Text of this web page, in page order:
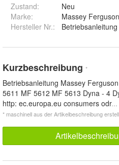
Zustand:
Neu
Marke:
Massey Ferguson
Hersteller Nr.:
Betriebsanleitung
Kurzbeschreibung *
Betriebsanleitung Massey
5611 MF 5612 MF 5613 Dyna - 4
http: ec.europa.eu consumers odr
* maschinell aus der Artikelbeschreibung